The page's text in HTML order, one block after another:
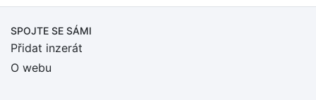
SPOJTE SE SÁMI
Přidat inzerát
O webu